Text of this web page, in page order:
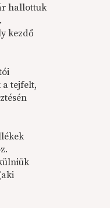
hallottuk
kezdő
a tejfelt,